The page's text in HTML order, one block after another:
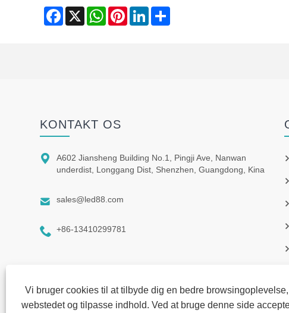
Facebook
X WhatsAppPinterestLinkedIn
Vi bruger cookies til at tilbyde dig en bedre
webstedet og tilpasse indhold. Ved at bruge denne side
KONTAKT OS

A602 Jiansheng Building No.1, Pingji Ave, Nanwan
underdist, Longgang Dist, Shenzhen, Guangdong, Kina
 sales@led88.com
 +86-13410299781